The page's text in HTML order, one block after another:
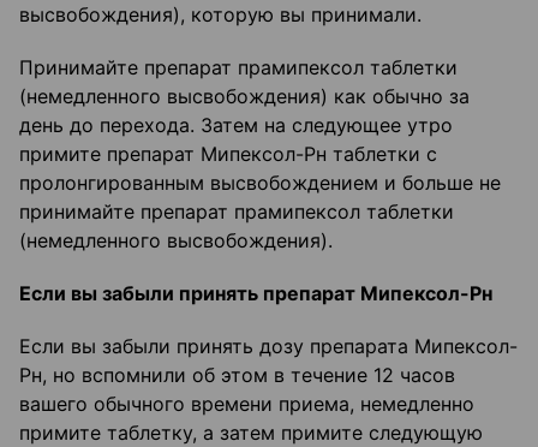
высвобождения), которую вы принимали.
Принимайте препарат прамипексол таблетки
(немедленного высвобождения) как обычно за
день до перехода. Затем на следующее утро
примите препарат Мипексол-Рн таблетки с
пролонгированным высвобождением и больше не
принимайте препарат прамипексол таблетки
(немедленного высвобождения).
Если вы забыли принять препарат Мипексол-Рн
Если вы забыли принять дозу препарата Мипексол-
Рн, но вспомнили об этом в течение 12 часов
вашего обычного времени приема, немедленно
примите таблетку, а затем примите следующую